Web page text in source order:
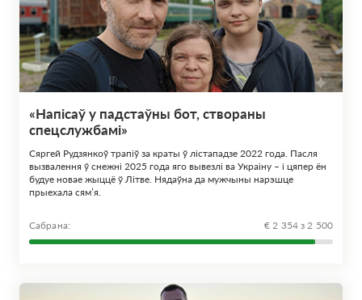
«Напісаў у падстаўны бот, створаны
спецслужбамі»
Сяргей Рудзянкоў трапіў за краты ў лістападзе 2022 года. Пасля
вызвалення ў снежні 2025 года яго вывезлі ва Украіну – і цяпер ён
будуе новае жыццё ў Літве. Нядаўна да мужчыны нарэшце
прыехала сям’я.
Сабрана: € 2 354 з 2 500